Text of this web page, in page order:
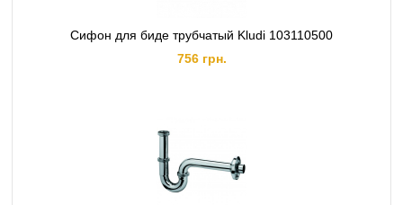
Сифон для биде трубчатый Kludi 103110500
756 грн.